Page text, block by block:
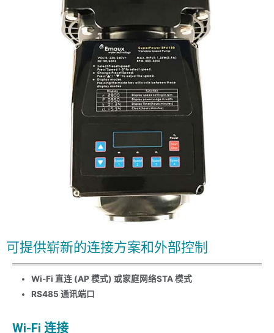
可提供崭新的连接方案和外部控制
Wi-Fi 直连 (AP 模式) 或家庭网络STA 模式
RS485 通讯端口
Wi-Fi 连接